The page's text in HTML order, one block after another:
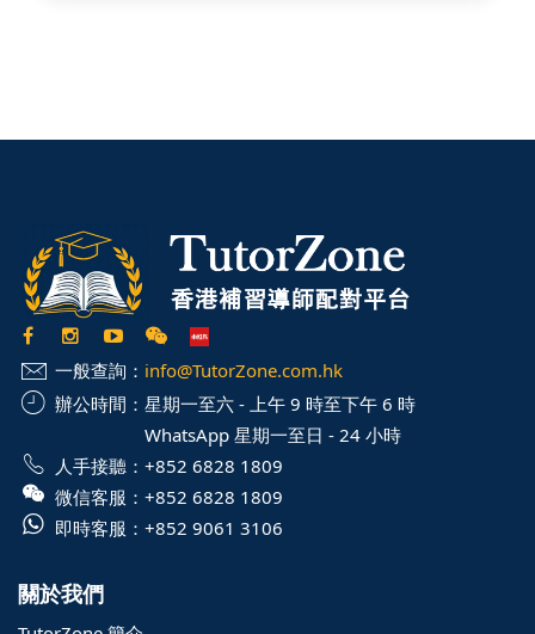
一般查詢： info@TutorZone.com.hk
辦公時間： 星期一至六 - 上午 9 時至下午 6 時
WhatsApp 星期一至日 - 24 小時
人手接聽： +852 6828 1809
微信客服： +852 6828 1809
即時客服： +852 9061 3106
關於我們